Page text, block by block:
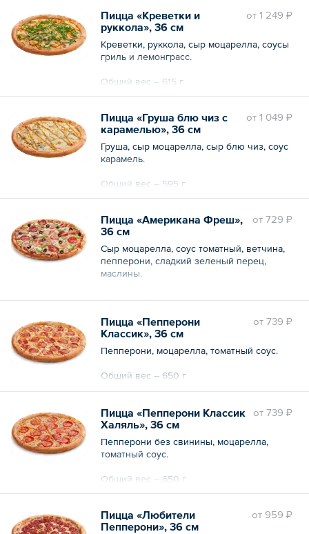
oт 1 249 ₽
Пицца «Креветки и
руккола», 36 см
Креветки, руккола, сыр моцарелла, соусы
гриль и лемонграсс.
Общий вес – 615 г
oт 1 049 ₽
Пицца «Груша блю чиз с
карамелью», 36 см
Груша, сыр моцарелла, сыр блю чиз, соус
карамель.
Общий вес – 595 г
oт 729 ₽
Пицца «Американа Фреш»,
36 см
Сыр моцарелла, соус томатный, ветчина,
пепперони, сладкий зеленый перец,
маслины.
Общий вес – 620 г
oт 739 ₽
Пицца «Пепперони
Классик», 36 см
Пепперони, моцарелла, томатный соус.
Общий вес – 650 г
oт 739 ₽
Пицца «Пепперони Классик
Халяль», 36 см
Пепперони без свинины, моцарелла,
томатный соус.
Общий вес – 650 г
oт 959 ₽
Пицца «Любители
Пепперони», 36 см